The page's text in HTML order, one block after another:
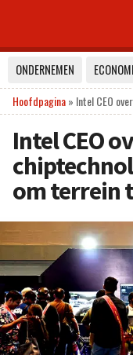
ONDERNEMEN
Hoofdpagina» Intel CEO
Intel CEO
om terrein